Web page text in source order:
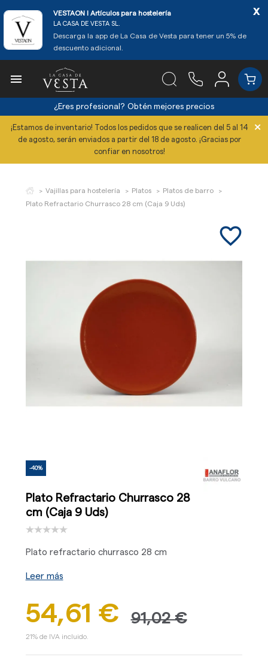
VESTAON l Artículos para hostelería
LA CASA DE VESTA SL.
Descarga la app de La Casa de Vesta para tener un 5% de
descuento adicional.
x

¿Eres profesional? Obtén mejores precios
¡Estamos de inventario! Todos los pedidos que se realicen del 5 al 14
de agosto, serán enviados a partir del 18 de agosto. ¡Gracias por
confiar en nosotros!
×
Vajillas para hostelería Platos
Platos de barro
Plato Refractario Churrasco 28 cm (Caja 9 Uds)
favorite_border
-40%
Plato Refractario Churrasco 28
cm (Caja 9 Uds)
Plato refractario churrasco 28 cm
Leer más
54,61 € 91,02 €
21% de IVA incluido.